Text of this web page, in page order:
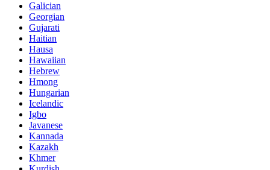
Galician
Georgian
Gujarati
Haitian
Hausa
Hawaiian
Hebrew
Hmong
Hungarian
Icelandic
Igbo
Javanese
Kannada
Kazakh
Khmer